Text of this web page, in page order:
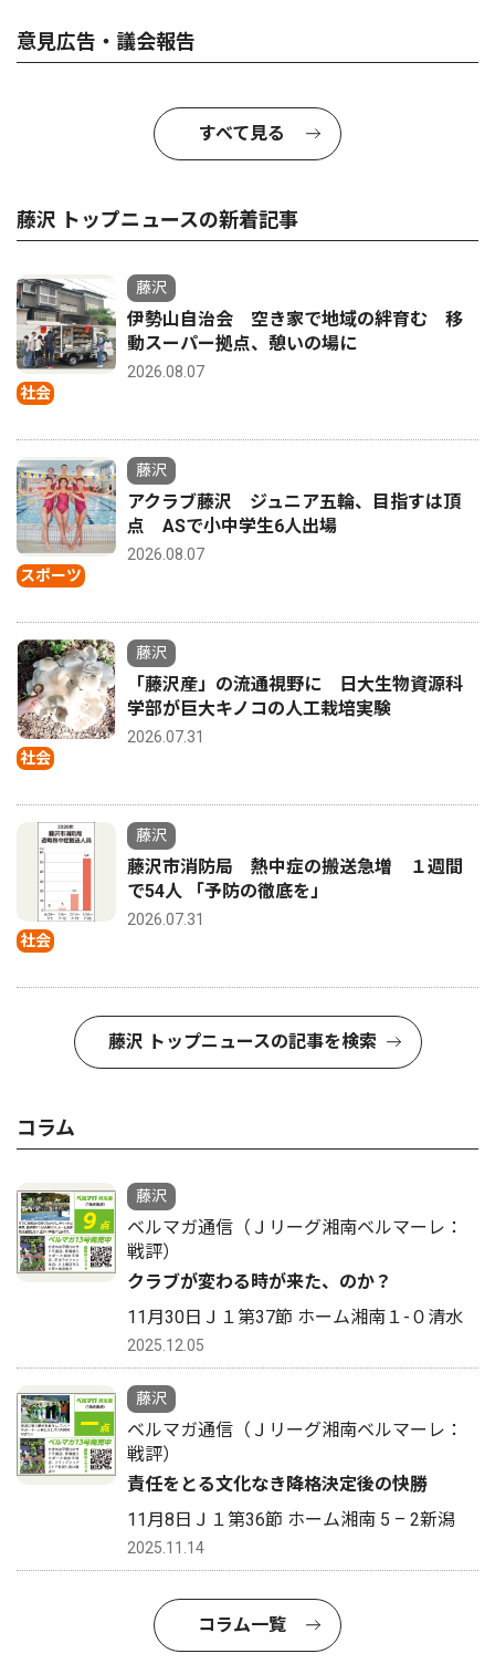
意見広告・議会報告
すべて見る
藤沢 トップニュースの新着記事
社会
藤沢
伊勢山自治会 空き家で地域の絆育む 移
動スーパー拠点、憩いの場に
2026.08.07
スポーツ
藤沢
アクラブ藤沢 ジュニア五輪、目指すは頂
点 ASで小中学生6人出場
2026.08.07
社会
藤沢
「藤沢産」の流通視野に 日大生物資源科
学部が巨大キノコの人工栽培実験
2026.07.31
社会
藤沢
藤沢市消防局 熱中症の搬送急増 １週間
で54人 「予防の徹底を」
2026.07.31
藤沢 トップニュースの記事を検索
コラム
藤沢
ベルマガ通信（Ｊリーグ湘南ベルマーレ：
戦評）
クラブが変わる時が来た、のか？
11月30日Ｊ１第37節 ホーム湘南１-０清水
2025.12.05
藤沢
ベルマガ通信（Ｊリーグ湘南ベルマーレ：
戦評）
責任をとる文化なき降格決定後の快勝
11月8日Ｊ１第36節 ホーム湘南 5 – 2新潟
2025.11.14
コラム一覧